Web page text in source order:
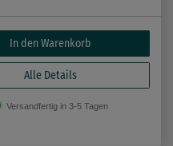
In den Warenkorb
Alle Details
Versandfertig in 3-5 Tagen